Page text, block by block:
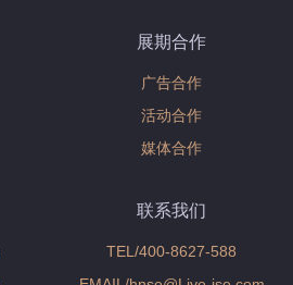
展期合作
广告合作
活动合作
媒体合作
联系我们
TEL/400-8627-588